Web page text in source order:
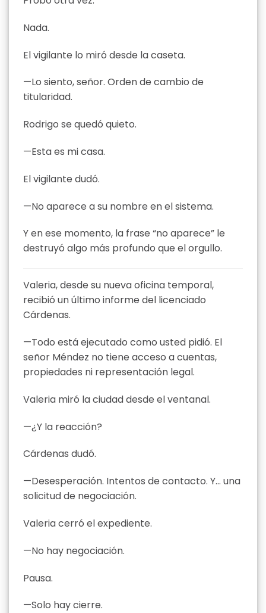
Nada.
El vigilante lo miró desde la caseta.
—Lo siento, señor. Orden de cambio de
titularidad.
Rodrigo se quedó quieto.
—Esta es mi casa.
El vigilante dudó.
—No aparece a su nombre en el sistema.
Y en ese momento, la frase “no aparece” le
destruyó algo más profundo que el orgullo.
Valeria, desde su nueva oficina temporal,
recibió un último informe del licenciado
Cárdenas.
—Todo está ejecutado como usted pidió. El
señor Méndez no tiene acceso a cuentas,
propiedades ni representación legal.
Valeria miró la ciudad desde el ventanal.
—¿Y la reacción?
Cárdenas dudó.
—Desesperación. Intentos de contacto. Y… una
solicitud de negociación.
Valeria cerró el expediente.
—No hay negociación.
Pausa.
—Solo hay cierre.